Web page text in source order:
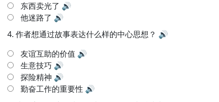
东西卖光了 🔊
他迷路了 🔊
4. 作者想通过故事表达什么样的中心思想？ 🔊
友谊互助的价值 🔊
生意技巧 🔊
探险精神 🔊
勤奋工作的重要性 🔊